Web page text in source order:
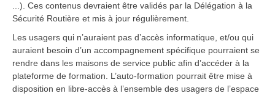
...). Ces contenus devraient être validés par la Délégation à la
Sécurité Routière et mis à jour régulièrement.
Les usagers qui n’auraient pas d’accès informatique, et/ou qui
auraient besoin d’un accompagnement spécifique pourraient se
rendre dans les maisons de service public afin d’accéder à la
plateforme de formation. L’auto-formation pourrait être mise à
disposition en libre-accès à l’ensemble des usagers de l’espace